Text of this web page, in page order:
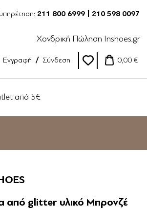
211 800 6999 | 210 598 0097
Χονδρική Πώληση Inshoes.gr
Εγγραφή Σύνδεση 0,00 €
από 5€
από glitter υλικό Μπρονζέ